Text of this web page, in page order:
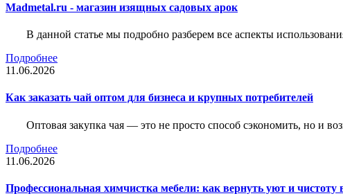
Madmetal.ru - магазин изящных садовых арок
В данной статье мы подробно разберем все аспекты
Подробнее
11.06.2026
Как заказать чай оптом для бизнеса и крупных потребителей
Оптовая закупка чая — это не просто способ сэкономить, но и
Подробнее
11.06.2026
Профессиональная химчистка мебели: как вернуть уют и